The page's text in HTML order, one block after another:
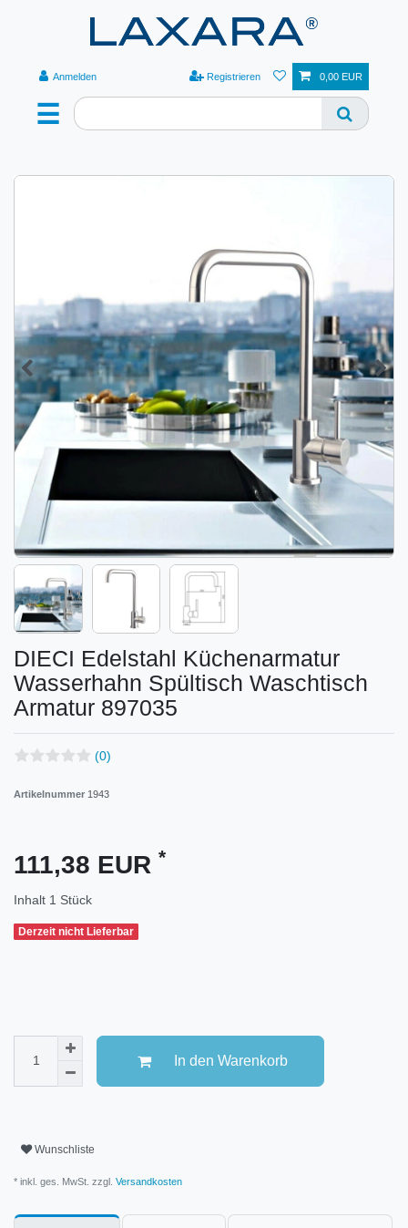
☰
Anmelden Registrieren 0,00 EUR
DIECI Edelstahl Küchenarmatur
Wasserhahn Spültisch Waschtisch
Armatur 897035
(0)
Artikelnummer 1943
111,38 EUR *
Inhalt 1 Stück
Derzeit nicht Lieferbar
In den Warenkorb
Wunschliste
* inkl. ges. MwSt. zzgl. Versandkosten